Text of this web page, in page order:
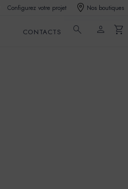
Configurez votre projet Nos boutiques
CONTACTS search person shopping_cart